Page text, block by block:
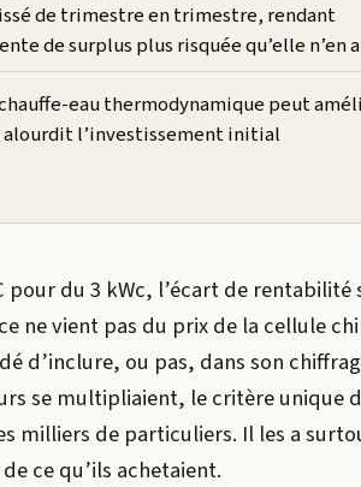
de trimestre en trimestre, rendant
de surplus plus risquée qu’elle n’en
eau thermodynamique peut
alourdit l’investissement initial
pour du 3 kWc, l’écart de rentabilité
ne vient pas du prix de la cellule
d’inclure, ou pas, dans son
se multipliaient, le critère unique
milliers de particuliers. Il les a
ce qu’ils achetaient.